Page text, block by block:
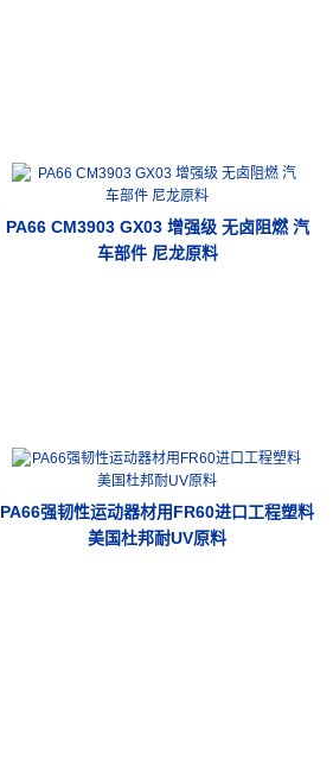
PA66 CM3903 GX03 增强级 无卤阻燃 汽
车部件 尼龙原料
PA66强韧性运动器材用FR60进口工程塑料
美国杜邦耐UV原料